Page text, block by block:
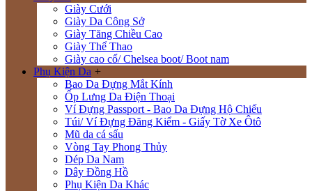
Giày Cưới
Giày Da Công Sở
Giày Tăng Chiều Cao
Giày Thể Thao
Giày cao cổ/ Chelsea boot/ Boot nam
Phụ Kiện Da +
Bao Da Đựng Mắt Kính
Ốp Lưng Da Điện Thoại
Ví Đựng Passport - Bao Da Đựng Hộ Chiếu
Túi/ Ví Đựng Đăng Kiểm - Giấy Tờ Xe Ôtô
Mũ da cá sấu
Vòng Tay Phong Thủy
Dép Da Nam
Dây Đồng Hồ
Phụ Kiện Da Khác